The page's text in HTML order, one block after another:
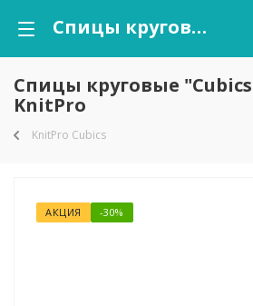
Спицы круговые "Cubics" 40см, KnitPro
Спицы круговые
KnitPro
KnitPro Cubics
АКЦИЯ -30%